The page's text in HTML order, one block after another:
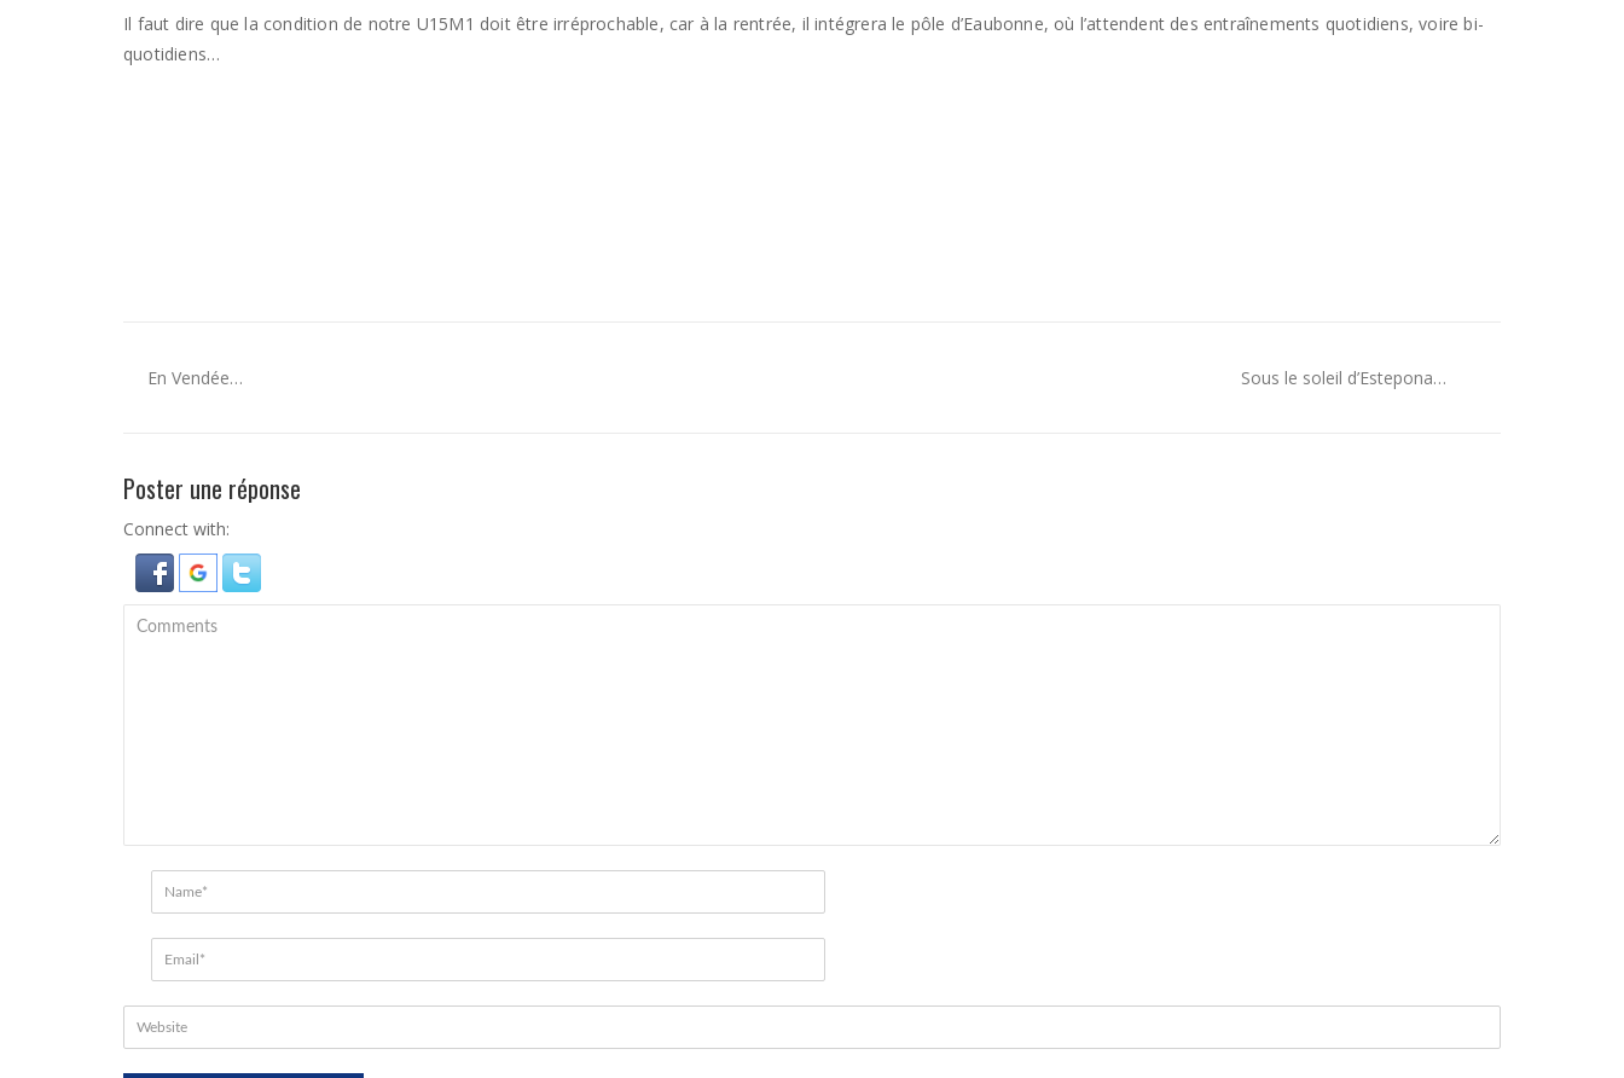
Il faut dire que la condition de notre U15M1 doit être irréprochable, car à la rentrée, il intégrera le pôle d’Eaubonne, où l’attendent des entraînements quotidiens, voire bi-
quotidiens…
En Vendée… Sous le soleil d’Estepona…
Poster une réponse
Connect with: